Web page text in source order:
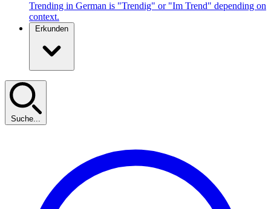
Trending in German is "Trendig" or "Im Trend" depending on
context.
Erkunden
Suche...